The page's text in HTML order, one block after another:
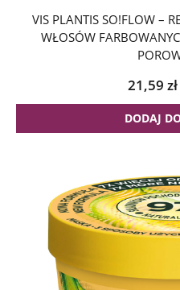
VIS PLANTIS SO!FLOW –
WŁOSÓW
21,59 zł
DODAJ